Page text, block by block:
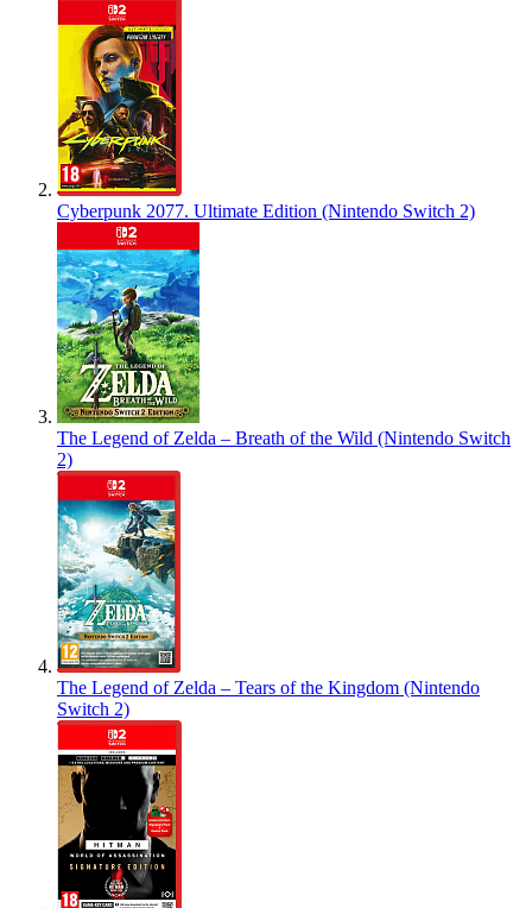
Cyberpunk 2077. Ultimate Edition (Nintendo Switch 2)
The Legend of Zelda – Breath of the Wild (Nintendo Switch
2)
The Legend of Zelda – Tears of the Kingdom (Nintendo
Switch 2)